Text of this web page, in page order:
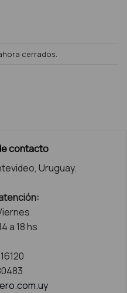
cerrados.
contacto
Uruguay.
a 18 hs